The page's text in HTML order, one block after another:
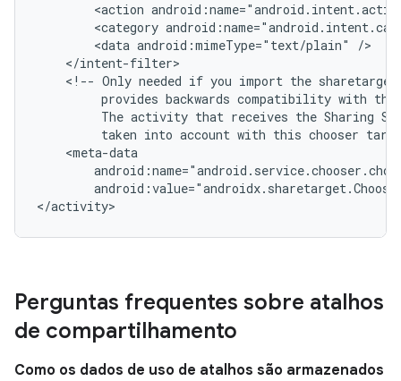
<action
<category
<data android:mimeType="text/plain"
<!-- Only needed if you import the sharetarget
provides backwards compatibility with the
The activity that receives the Sharing
taken into account with this chooser
</activity>
Perguntas frequentes sobre atalhos
de compartilhamento
Como os dados de uso de atalhos são armazenados